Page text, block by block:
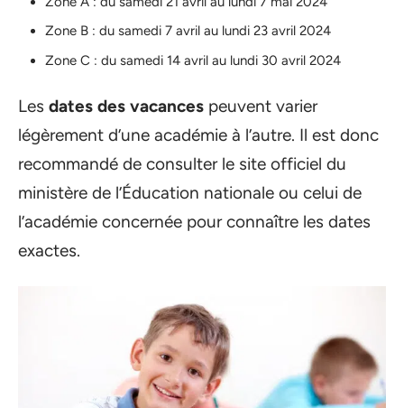
Zone B : du samedi 7 avril au lundi 23 avril 2024
Zone C : du samedi 14 avril au lundi 30 avril 2024
Les dates des vacances peuvent varier
légèrement d’une académie à l’autre. Il est donc
recommandé de consulter le site officiel du
ministère de l’Éducation nationale ou celui de
l’académie concernée pour connaître les dates
exactes.